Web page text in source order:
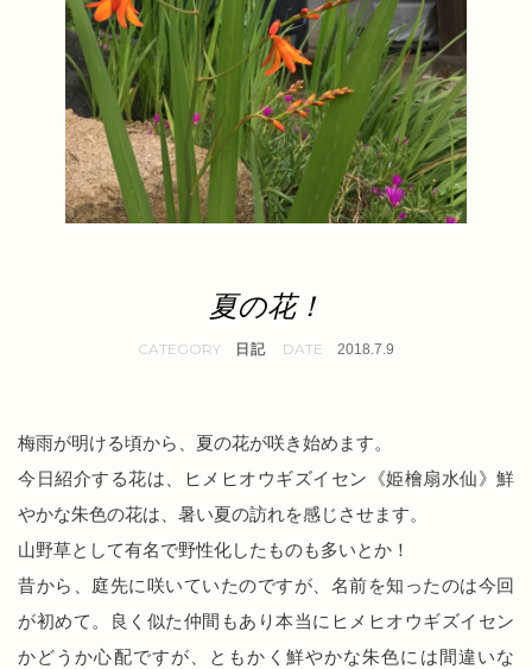
夏の花！
日記 2018.7.9
梅雨が明ける頃から、夏の花が咲き始めます。
今日紹介する花は、ヒメヒオウギズイセン《姫檜扇水仙》鮮
やかな朱色の花は、暑い夏の訪れを感じさせます。
山野草として有名で野性化したものも多いとか！
昔から、庭先に咲いていたのですが、名前を知ったのは今回
が初めて。良く似た仲間もあり本当にヒメヒオウギズイセン
かどうか心配ですが、ともかく鮮やかな朱色には間違いな